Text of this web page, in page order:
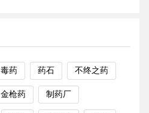
毒药 药石 不终之药
金枪药 制药厂